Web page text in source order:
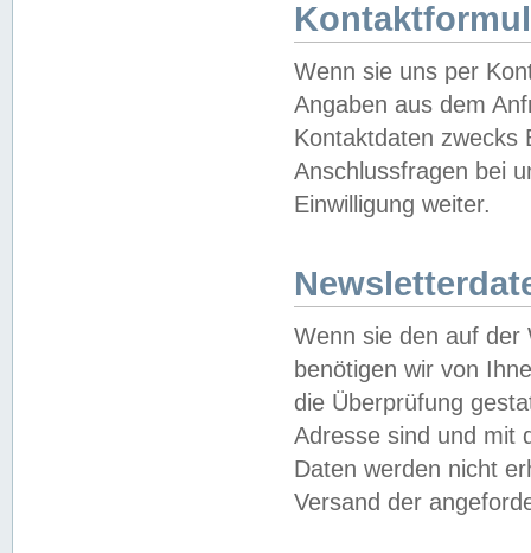
Wenn sie uns per
Angaben aus dem
Kontaktdaten zwecks
Anschlussfragen bei
Einwilligung weiter.
Wenn sie den auf der
benötigen wir von
die Überprüfung
Adresse sind und mit
Daten werden nicht
Versand der